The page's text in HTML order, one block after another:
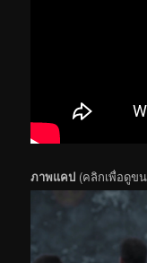
ภาพแคป (คลิกเพื่อดูข